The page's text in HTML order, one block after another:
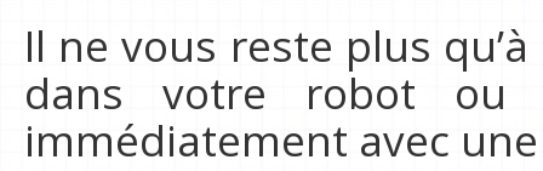
Il ne vous reste plus
dans votre robot ou
immédiatement avec